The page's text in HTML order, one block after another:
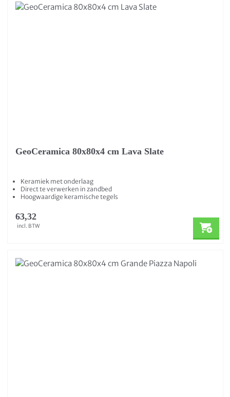
GeoCeramica 80x80x4 cm Lava Slate
Keramiek met onderlaag
Direct te verwerken in zandbed
Hoogwaardige keramische tegels
63,32
incl. BTW